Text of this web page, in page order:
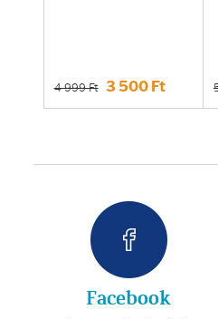
4 999 Ft 3 500 Ft
Facebook